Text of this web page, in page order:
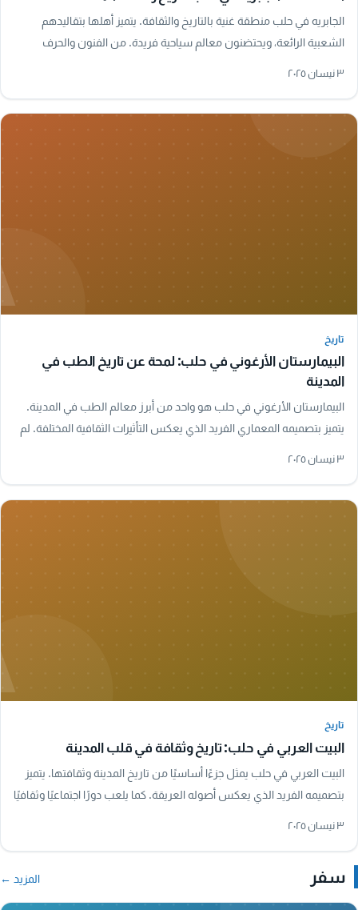
الجابريه في حلب منطقة غنية بالتاريخ والثقافة. يتميز أهلها بتقاليدهم
الشعبية الرائعة، ويحتضنون معالم سياحية فريدة. من الفنون والحرف
٣ نيسان ٢٠٢٥
تاريخ
البيمارستان الأرغوني في حلب: لمحة عن تاريخ الطب في
المدينة
البيمارستان الأرغوني في حلب هو واحد من أبرز معالم الطب في المدينة.
يتميز بتصميمه المعماري الفريد الذي يعكس التأثيرات الثقافية المختلفة. لم
٣ نيسان ٢٠٢٥
تاريخ
البيت العربي في حلب: تاريخ وثقافة في قلب المدينة
البيت العربي في حلب يمثل جزءًا أساسيًا من تاريخ المدينة وثقافتها. يتميز
بتصميمه الفريد الذي يعكس أصوله العريقة. كما يلعب دورًا اجتماعيًا وثقافيًا
٣ نيسان ٢٠٢٥
سفر المزيد ←